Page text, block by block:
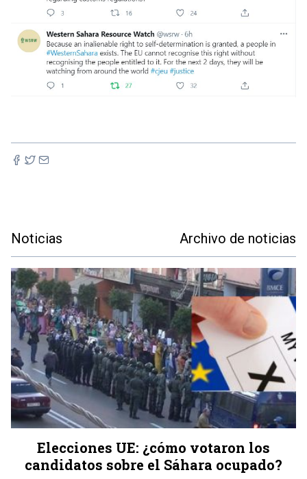
Noticias Archivo de noticias
Elecciones UE: ¿cómo votaron los
candidatos sobre el Sáhara ocupado?